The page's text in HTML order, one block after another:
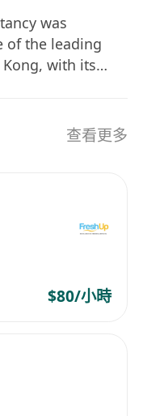
was
of the leading
with its
of
in the area of
Sales and
staff
No. 82499
查看更多
$80/小時